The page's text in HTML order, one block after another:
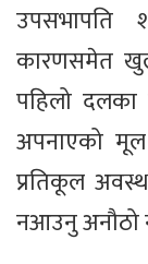
उपसभापति
कारणसमेत
पहिलो दलका
अपनाएको
प्रतिकूल
नआउनु अनौठो